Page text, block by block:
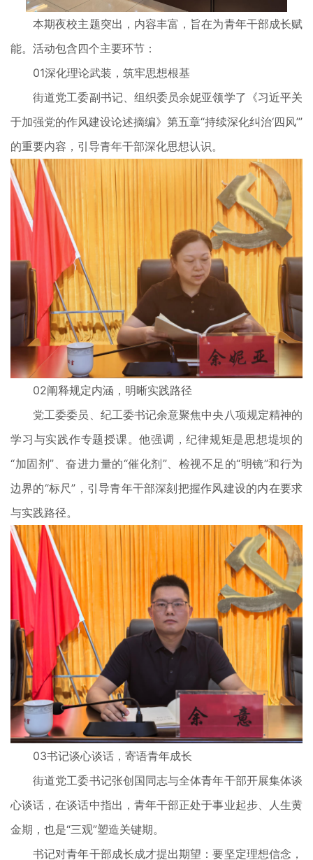
本期夜校主题突出，内容丰富，旨在为青年干部成长赋
能。活动包含四个主要环节：
01深化理论武装，筑牢思想根基
街道党工委副书记、组织委员余妮亚领学了《习近平关
于加强党的作风建设论述摘编》第五章“持续深化纠治‘四风’”
的重要内容，引导青年干部深化思想认识。
02阐释规定内涵，明晰实践路径
党工委委员、纪工委书记余意聚焦中央八项规定精神的
学习与实践作专题授课。他强调，纪律规矩是思想堤坝的
“加固剂”、奋进力量的“催化剂”、检视不足的“明镜”和行为
边界的“标尺”，引导青年干部深刻把握作风建设的内在要求
与实践路径。
03书记谈心谈话，寄语青年成长
街道党工委书记张创国同志与全体青年干部开展集体谈
心谈话，在谈话中指出，青年干部正处于事业起步、人生黄
金期，也是“三观”塑造关键期。
书记对青年干部成长成才提出期望：要坚定理想信念，